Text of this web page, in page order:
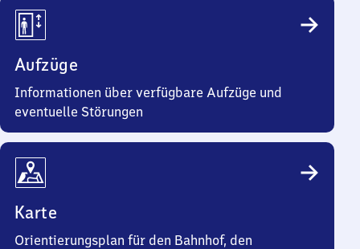
Aufzüge
Informationen über verfügbare Aufzüge und
eventuelle Störungen
Karte
Orientierungsplan für den Bahnhof, den